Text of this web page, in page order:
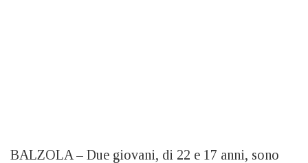
BALZOLA – Due giovani, di 22 e 17 anni, sono